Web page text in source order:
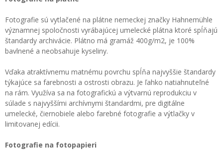
Fotografie sú vytlačené na plátne nemeckej značky Hahnemühle
významnej spoločnosti vyrábajúcej umelecké plátna ktoré spĺňajú
štandardy archivácie. Plátno má gramáž 400g/m2, je 100%
bavlnené a neobsahuje kyseliny.
Vďaka atraktívnemu matnému povrchu spĺňa najvyššie štandardy
týkajúce sa farebnosti a ostrosti obrazu. Je ľahko natiahnuteľné
na rám. Využíva sa na fotografickú a výtvarnú reprodukciu v
súlade s najvyššími archívnymi štandardmi, pre digitálne
umelecké, čiernobiele alebo farebné fotografie a výtlačky v
limitovanej edícii.
Fotografie na fotopapieri